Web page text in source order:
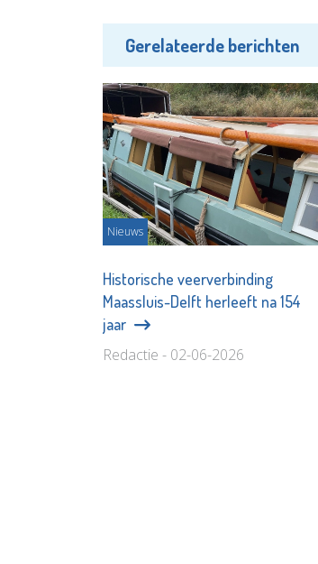
Gerelateerde berichten
Nieuws
Historische veerverbinding
Maassluis-Delft herleeft na 154
jaar
Redactie - 02-06-2026